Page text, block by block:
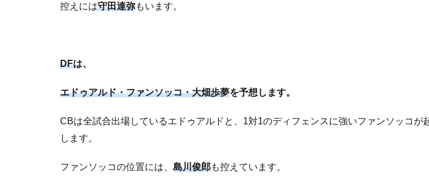
控えには守田達弥もいます。
DFは、
エドゥアルド・ファンソッコ・大畑歩夢を予想します。
CBは全試合出場しているエドゥアルドと、1対1のディフェンスに強いファンソッコが
します。
ファンソッコの位置には、 島川俊郎も控えています。